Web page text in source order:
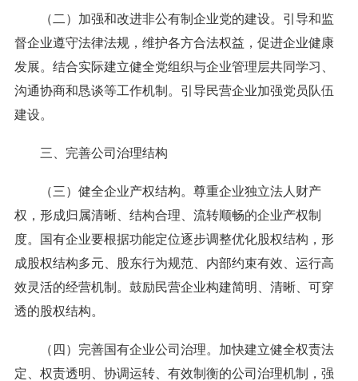
（二）加强和改进非公有制企业党的建设。引导和监
督企业遵守法律法规，维护各方合法权益，促进企业健康
发展。结合实际建立健全党组织与企业管理层共同学习、
沟通协商和恳谈等工作机制。引导民营企业加强党员队伍
建设。
三、完善公司治理结构
（三）健全企业产权结构。尊重企业独立法人财产
权，形成归属清晰、结构合理、流转顺畅的企业产权制
度。国有企业要根据功能定位逐步调整优化股权结构，形
成股权结构多元、股东行为规范、内部约束有效、运行高
效灵活的经营机制。鼓励民营企业构建简明、清晰、可穿
透的股权结构。
（四）完善国有企业公司治理。加快建立健全权责法
定、权责透明、协调运转、有效制衡的公司治理机制，强